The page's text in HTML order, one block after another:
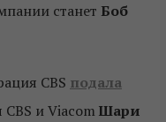
станет Боб
CBS подала
и Viacom Шари